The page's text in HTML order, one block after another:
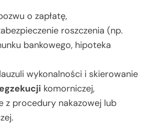
o zapłatę,
roszczenia (np.
bankowego, hipoteka
wykonalności i skierowanie
egzekucji komorniczej,
z procedury nakazowej lub